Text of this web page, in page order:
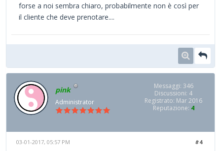
forse a noi sembra chiaro, probabilmente non è così per
il cliente che deve prenotare....
pink
Administrator
Messaggi: 346
Discussioni: 4
Registrato: Mar 2016
Reputazione: 4
#4
03-01-2017, 05:57 PM